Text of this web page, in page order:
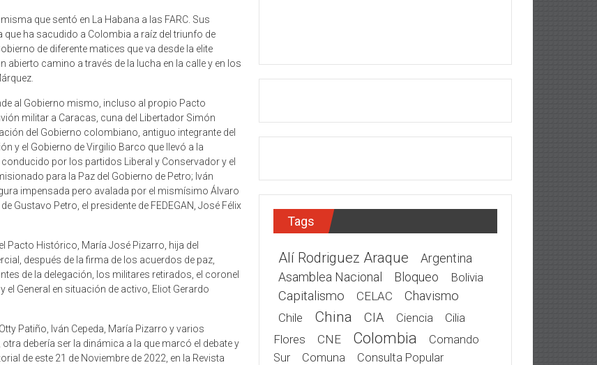
que sentó en La Habana a las FARC. Sus
ha sacudido a Colombia a raíz del triunfo de
de diferente matices que va desde la elite
camino a través de la lucha en la calle y en los
al Gobierno mismo, incluso al propio Pacto
militar a Caracas, cuna del Libertador Simón
del Gobierno colombiano, antiguo integrante del
y el Gobierno de Virgilio Barco que llevó a la
por los partidos Liberal y Conservador y el
para la Paz del Gobierno de Petro; Iván
impensada pero avalada por el mismísimo Álvaro
Gustavo Petro, el presidente de FEDEGAN, José Félix
Pacto Histórico, María José Pizarro, hija del
después de la firma de los acuerdos de paz,
de la delegación, los militares retirados, el coronel
el General en situación de activo, Eliot Gerardo
Patiño, Iván Cepeda, María Pizarro y varios
debería ser la dinámica a la que marcó el debate y
de este 21 de Noviembre de 2022, en la Revista
Tags
Alí Rodriguez Araque
Argentina
Asamblea Nacional
Bloqueo Bolivia
Capitalismo CELAC Chavismo
Chile China CIA Ciencia
Cilia
Flores
CNE Colombia
Comando
Sur
Comuna
Consulta Popular